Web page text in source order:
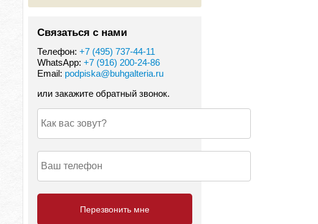
Связаться с нами
Телефон: +7 (495) 737-44-11
WhatsApp: +7 (916) 200-24-86
Email: podpiska@buhgalteria.ru
или закажите обратный звонок.